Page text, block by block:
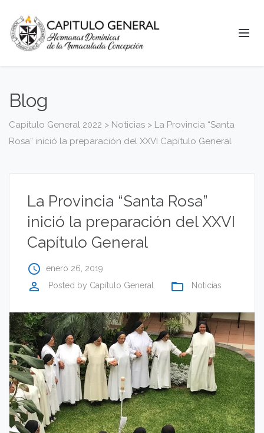
Blog
Capítulo General 2022 > Noticias > La Provincia “Santa
Rosa” inició la preparación del XXVI Capítulo General
La Provincia “Santa Rosa”
inició la preparación del XXVI
Capítulo General
access_time enero 26, 2019
perm_identity Posted by Capítulo General folder_open Noticias